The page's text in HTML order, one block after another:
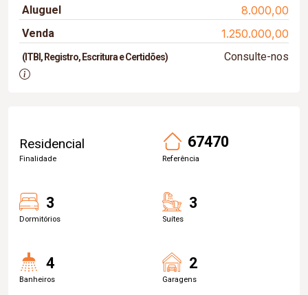
Aluguel 8.000,00
Venda 1.250.000,00
(ITBI, Registro, Escritura e Certidões) Consulte-nos
Residencial
Finalidade
67470
Referência
3
Dormitórios
3
Suítes
4
Banheiros
2
Garagens